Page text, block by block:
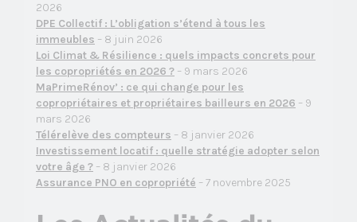
2026
DPE Collectif : L’obligation s’étend à tous les
immeubles – 8 juin 2026
Loi Climat & Résilience : quels impacts concrets pour
les copropriétés en 2026 ? – 9 mars 2026
MaPrimeRénov’ : ce qui change pour les
copropriétaires et propriétaires bailleurs en 2026 – 9
mars 2026
Télérelève des compteurs – 8 janvier 2026
Investissement locatif : quelle stratégie adopter selon
votre âge ? – 8 janvier 2026
Assurance PNO en copropriété – 7 novembre 2025